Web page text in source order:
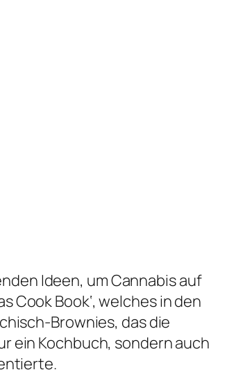
Ideen, um Cannabis auf
Cook Book‘, welches in den
Brownies, das die
ein Kochbuch, sondern auch